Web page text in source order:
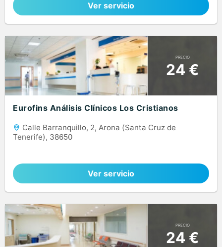
Ver servicio
PRECIO
24 €
Eurofins Análisis Clínicos Los Cristianos
Calle Barranquillo, 2, Arona (Santa Cruz de
Tenerife), 38650
Ver servicio
PRECIO
24 €